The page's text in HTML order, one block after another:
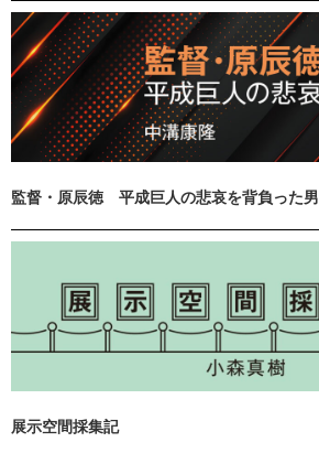
監督・原辰徳 平成巨人の悲哀を背負った男
展示空間採集記